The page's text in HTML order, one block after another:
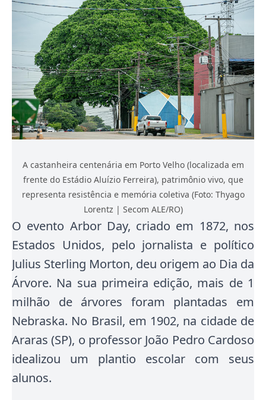
A castanheira centenária em Porto Velho (localizada em
frente do Estádio Aluízio Ferreira), patrimônio vivo, que
representa resistência e memória coletiva (Foto: Thyago
Lorentz | Secom ALE/RO)
O evento Arbor Day, criado em 1872, nos
Estados Unidos, pelo jornalista e político
Julius Sterling Morton, deu origem ao Dia da
Árvore. Na sua primeira edição, mais de 1
milhão de árvores foram plantadas em
Nebraska. No Brasil, em 1902, na cidade de
Araras (SP), o professor João Pedro Cardoso
idealizou um plantio escolar com seus
alunos.